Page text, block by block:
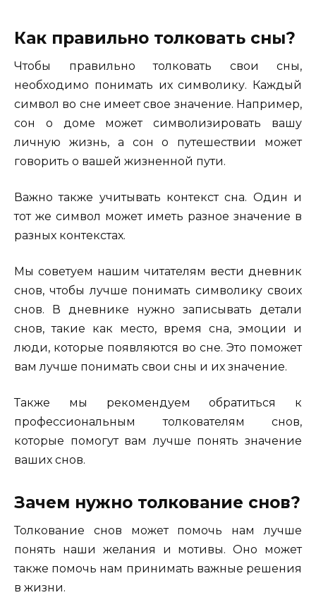
Как правильно толковать сны?
Чтобы правильно толковать свои сны,
необходимо понимать их символику. Каждый
символ во сне имеет свое значение. Например,
сон о доме может символизировать вашу
личную жизнь, а сон о путешествии может
говорить о вашей жизненной пути.
Важно также учитывать контекст сна. Один и
тот же символ может иметь разное значение в
разных контекстах.
Мы советуем нашим читателям вести дневник
снов, чтобы лучше понимать символику своих
снов. В дневнике нужно записывать детали
снов, такие как место, время сна, эмоции и
люди, которые появляются во сне. Это поможет
вам лучше понимать свои сны и их значение.
Также мы рекомендуем обратиться к
профессиональным толкователям снов,
которые помогут вам лучше понять значение
ваших снов.
Зачем нужно толкование снов?
Толкование снов может помочь нам лучше
понять наши желания и мотивы. Оно может
также помочь нам принимать важные решения
в жизни.